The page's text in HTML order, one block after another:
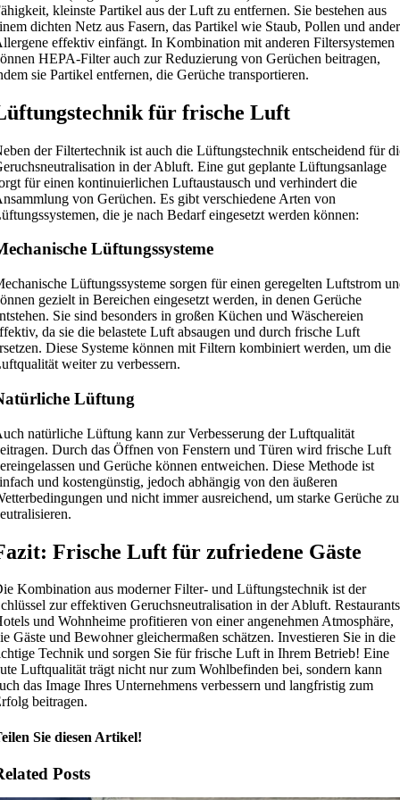
kleinste Partikel aus der Luft zu entfernen. Sie bestehen aus
dichten Netz aus Fasern, das Partikel wie Staub, Pollen und
effektiv einfängt. In Kombination mit anderen Filtersystemen
HEPA-Filter auch zur Reduzierung von Gerüchen beitragen,
sie Partikel entfernen, die Gerüche transportieren.
für frische Luft
der Filtertechnik ist auch die Lüftungstechnik entscheidend für
in der Abluft. Eine gut geplante Lüftungsanlage
für einen kontinuierlichen Luftaustausch und verhindert die
von Gerüchen. Es gibt verschiedene Arten von
die je nach Bedarf eingesetzt werden können:
Lüftungssysteme
Lüftungssysteme sorgen für einen geregelten Luftstrom
gezielt in Bereichen eingesetzt werden, in denen Gerüche
Sie sind besonders in großen Küchen und Wäschereien
da sie die belastete Luft absaugen und durch frische Luft
Diese Systeme können mit Filtern kombiniert werden, um die
weiter zu verbessern.
Lüftung
natürliche Lüftung kann zur Verbesserung der Luftqualität
Durch das Öffnen von Fenstern und Türen wird frische Luft
und Gerüche können entweichen. Diese Methode ist
und kostengünstig, jedoch abhängig von den äußeren
und nicht immer ausreichend, um starke Gerüche zu
Frische Luft für zufriedene Gäste
Kombination aus moderner Filter- und Lüftungstechnik ist der
zur effektiven Geruchsneutralisation in der Abluft.
und Wohnheime profitieren von einer angenehmen Atmosphäre,
Gäste und Bewohner gleichermaßen schätzen. Investieren Sie in die
Technik und sorgen Sie für frische Luft in Ihrem Betrieb! Eine
Luftqualität trägt nicht nur zum Wohlbefinden bei, sondern kann
das Image Ihres Unternehmens verbessern und langfristig zum
beitragen.
Sie diesen Artikel!
Posts